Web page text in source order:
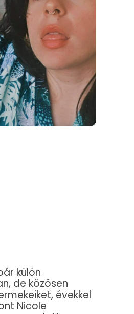
külön
de közösen
évekkel
Nicole